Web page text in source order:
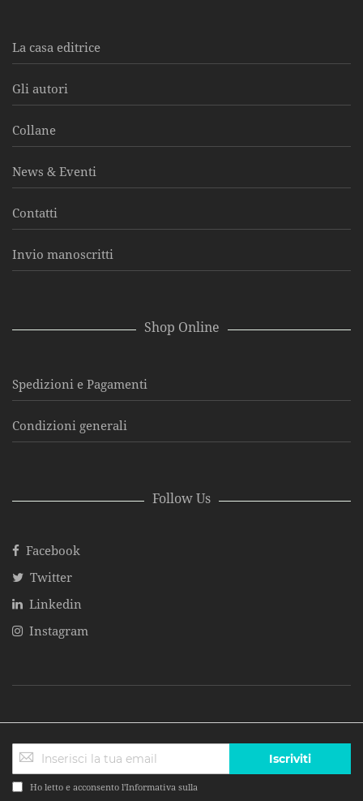
La casa editrice
Gli autori
Collane
News & Eventi
Contatti
Invio manoscritti
Shop Online
Spedizioni e Pagamenti
Condizioni generali
Follow Us
Facebook
Twitter
Linkedin
Instagram
Ho letto e acconsento l'Informativa sulla
Iscriviti